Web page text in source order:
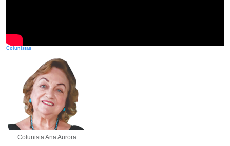
Colunistas
Colunista Ana Aurora